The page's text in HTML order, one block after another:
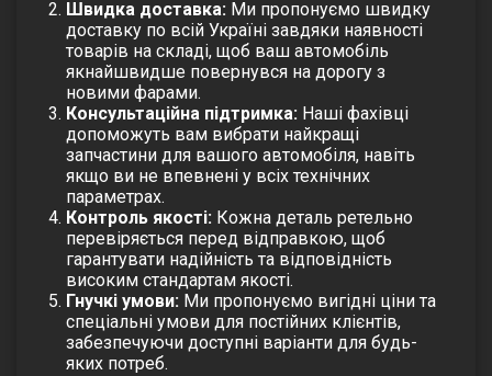
Швидка доставка: Ми пропонуємо швидку
доставку по всій Україні завдяки наявності
товарів на складі, щоб ваш автомобіль
якнайшвидше повернувся на дорогу з
новими фарами.
Консультаційна підтримка: Наші фахівці
допоможуть вам вибрати найкращі
запчастини для вашого автомобіля, навіть
якщо ви не впевнені у всіх технічних
параметрах.
Контроль якості: Кожна деталь ретельно
перевіряється перед відправкою, щоб
гарантувати надійність та відповідність
високим стандартам якості.
Гнучкі умови: Ми пропонуємо вигідні ціни та
спеціальні умови для постійних клієнтів,
забезпечуючи доступні варіанти для будь-
яких потреб.